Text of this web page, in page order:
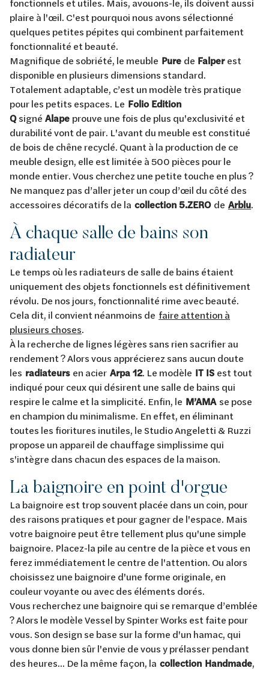
fonctionnels et utiles. Mais, avouons-le, ils doivent aussi
plaire à l'œil. C'est pourquoi nous avons sélectionné
quelques petites pépites qui combinent parfaitement
fonctionnalité et beauté.
Magnifique de sobriété, le meuble Pure de Falperest
disponible en plusieurs dimensions standard.
Totalement adaptable, c’est un modèle très pratique
pour les petits espaces. Le Folio Edition
Qsigné Alape prouve une fois de plus qu'exclusivité et
durabilité vont de pair. L'avant du meuble est constitué
de bois de chêne recyclé. Quant à la production de ce
meuble design, elle est limitée à 500 pièces pour le
monde entier. Vous cherchez une petite touche en plus ?
Ne manquez pas d’aller jeter un coup d’œil du côté des
accessoires décoratifs de la collection 5.ZEROde Arblu.
À chaque salle de bains son
radiateur
Le temps où les radiateurs de salle de bains étaient
uniquement des objets fonctionnels est définitivement
révolu. De nos jours, fonctionnalité rime avec beauté.
Cela dit, il convient néanmoins de faire attention à
plusieurs choses.
À la recherche de lignes légères sans rien sacrifier au
rendement ? Alors vous apprécierez sans aucun doute
les radiateursen acier Arpa 12. Le modèle IT IS est tout
indiqué pour ceux qui désirent une salle de bains qui
respire le calme et la simplicité. Enfin, le M’AMAse pose
en champion du minimalisme. En effet, en éliminant
toutes les fioritures inutiles, le Studio Angeletti & Ruzzi
propose un appareil de chauffage simplissime qui
s'intègre dans chacun des espaces de la maison.
La baignoire en point d'orgue
La baignoire est trop souvent placée dans un coin, pour
des raisons pratiques et pour gagner de l'espace. Mais
votre baignoire peut être tellement plus qu'une simple
baignoire. Placez-la pile au centre de la pièce et vous en
ferez immédiatement le centre de l'attention. Ou alors
choisissez une baignoire d'une forme originale, en
couleur voyante ou avec des éléments dorés.
Vous recherchez une baignoire qui se remarque d’emblée
? Alors le modèle Vessel by Spinter Works est faite pour
vous. Son design se base sur la forme d'un hamac, qui
vous donne bien sûr l'envie de vous y prélasser pendant
des heures... De la même façon, la collection Handmade,